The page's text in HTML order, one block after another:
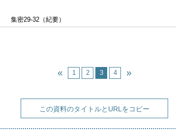
集密29-32（紀要）
1 2 3 4
この資料のタイトルとURLをコピー